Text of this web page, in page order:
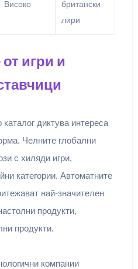
Високо
британски
лири
игри и
диктува интереса
Челните глобални
с хиляди игри,
категории. Автоматните
най-значителен
продукти,
продукти.
компании